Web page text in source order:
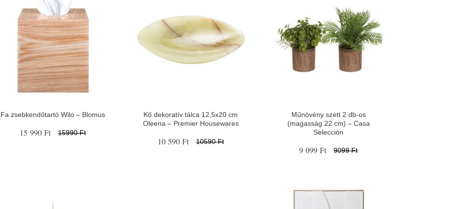
Fa zsebkendőtartó Wilo – Blomus
15 990 Ft 15990 Ft
Kő dekoratív tálca 12,5x20 cm
Oleena – Premier Housewares
10 590 Ft 10590 Ft
Műnövény szett 2 db-os
(magasság 22 cm) – Casa
Selección
9 099 Ft 9099 Ft